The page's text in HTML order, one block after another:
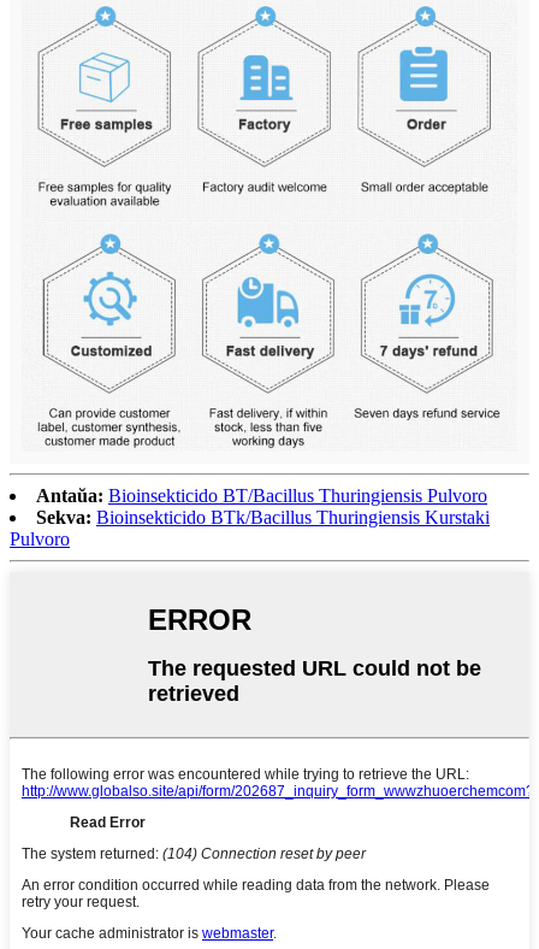
Antaŭa: Bioinsekticido BT/Bacillus Thuringiensis Pulvoro
Sekva: Bioinsekticido BTk/Bacillus Thuringiensis Kurstaki
Pulvoro